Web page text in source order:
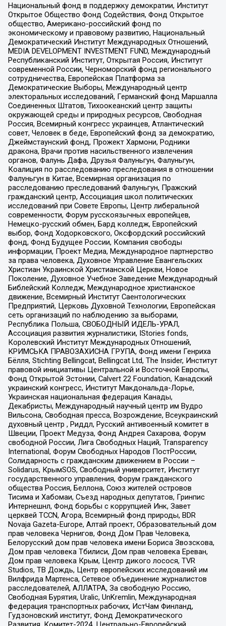
Национальный фонд в поддержку демократии, Институт
Открытое Общество Фонд Содействия, Фонд Открытое
общество, Американо-российский фонд по
экономическому и правовому развитию, Национальный
Демократический Институт Международных Отношений,
MEDIA DEVELOPMENT INVESTMENT FUND, Международный
Республиканский Институт, Открытая Россия, Институт
современной России, Черноморский фонд регионального
сотрудничества, Европейская Платформа за
Демократические Выборы, Международный центр
электоральных исследований, Германский фонд Маршалла
Соединенных Штатов, Тихоокеанский центр защиты
окружающей среды и природных ресурсов, Свободная
Россия, Всемирный конгресс украинцев, Атлантический
совет, Человек в беде, Европейский фонд за демократию,
Джеймстаунский фонд, Прожект Хармони, Родники
дракона, Врачи против насильственного извлечения
органов, Фалунь Дафа, Друзья Фалуньгун, Фалуньгун,
Коалиция по расследованию преследования в отношении
Фалуньгун в Китае, Всемирная организация по
расследованию преследований Фалуньгун, Пражский
гражданский центр, Ассоциация школ политических
исследований при Совете Европы, Центр либеральной
современности, Форум русскоязычных европейцев,
Немецко-русский обмен, Бард колледж, Европейский
выбор, Фонд Ходорковского, Оксфордский российский
фонд, Фонд Будущее России, Компания свободы
информации, Проект Медиа, Международное партнерство
за права человека, Духовное Управление Евангельских
Христиан Украинской Христианской Церкви, Новое
Поколение, Духовное Учебное Заведение Международный
Библейский Колледж, Международное христианское
движение, Всемирный Институт Саентологических
Предприятий, Церковь Духовной Технологии, Европейская
сеть организаций по наблюдению за выборами,
Республика Польша, СВОБОДНЫЙ ИДЕЛЬ-УРАЛ,
Ассоциация развития журналистики, IStories fonds,
Королевский Институт Международных Отношений,
КРИМСЬКА ПРАВОЗАХИСНА ГРУПА, Фонд имени Генриха
Бёлля, Stichting Bellingcat, Bellingcat Ltd, The Insider, Институт
правовой инициативы Центральной и Восточной Европы,
Фонд Открытой Эстонии, Calvert 22 Foundation, Канадский
украинский конгресс, Институт Макдональда-Лорье,
Украинская национальная федерация Канады,
Декабристы, Международный научный центр им Вудро
Вильсона, Свободная пресса, Возрождение, Всеукраинский
духовный центр , Риддл, Русский антивоенный комитет в
Швеции, Проект Медуза, Фонд Андрея Сахарова, Форум
свободной России, Лига Свободных Наций, Transparеncy
International, Форум Свободных Народов ПостРоссии,
Солидарность с гражданским движением в России –
Solidarus, КрымSOS, Свободный университет, Институт
государственного управления, Форум гражданского
общества Россия, Беллона, Союз жителей островов
Тисима и Хабомаи, Съезд народных депутатов, Гринпис
Интернешнл, Фонд борьбы с коррупцией Инк, Завет
церквей TCCN, Агора, Всемирный фонд природы, BDR
Novaja Gazeta-Europe, Алтай проект, Образовательный дом
прав человека Чернигов, Фонд Дом Прав Человека,
Белорусский дом прав человека имени Бориса Звозскова,
Дом прав человека Тбилиси, Дом прав человека Ереван,
Дом прав человека Крым, Центр дикого лосося, TVR
Studios, ТВ Дождь, Центр европейских исследований им
Вилфрида Мартенса, Сетевое объединение журналистов
расследователей, АЛЛАТРА, За свободную Россию,
Свободная Бурятия, Uralic, UnKremlin, Международная
федерация транспортных рабочих, ИстЧам Финланд,
Гудзоновский институт, Фонд Демократического